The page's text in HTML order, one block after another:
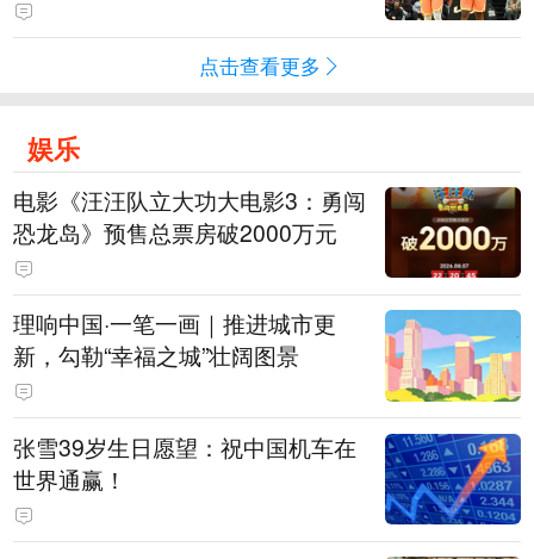
点击查看更多
娱乐
电影《汪汪队立大功大电影3：勇闯
恐龙岛》预售总票房破2000万元
理响中国·一笔一画｜推进城市更
新，勾勒“幸福之城”壮阔图景
张雪39岁生日愿望：祝中国机车在
世界通赢！